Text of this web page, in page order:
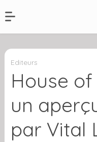
Editeurs
House
un
par Vital